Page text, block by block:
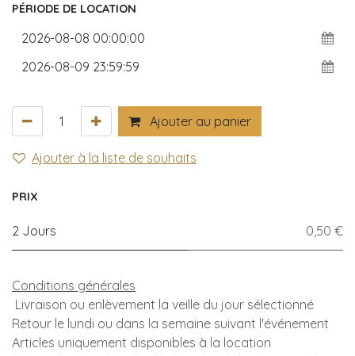
PÉRIODE DE LOCATION
Ajouter au panier
Ajouter à la liste de souhaits
PRIX
2 Jours 0,50 €
Conditions générales
Livraison ou enlèvement la veille du jour sélectionné
Retour le lundi ou dans la semaine suivant l'événement
Articles uniquement disponibles à la location